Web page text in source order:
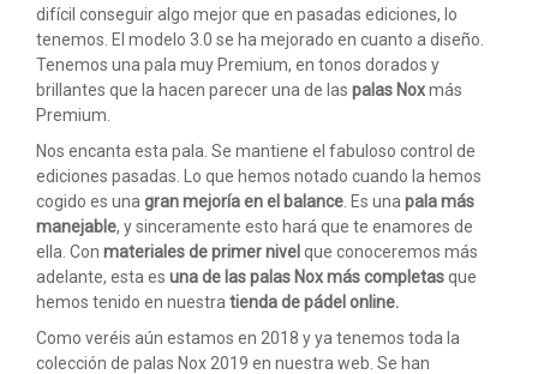
BLOG
difícil conseguir algo mejor que en pasadas ediciones, lo
tenemos. El modelo 3.0 se ha mejorado en cuanto a diseño.
Tenemos una pala muy Premium, en tonos dorados y
brillantes que la hacen parecer una de las palas Noxmás
Premium.
Nos encanta esta pala. Se mantiene el fabuloso control de
ediciones pasadas. Lo que hemos notado cuando la hemos
cogido es una gran mejoría en el balance . Es una pala más
manejable, y sinceramente esto hará que te enamores de
ella. Con materiales de primer nivelque conoceremos más
adelante, esta es una de las palas Nox más completasque
hemos tenido en nuestra tienda de pádel online.
Como veréis aún estamos en 2018 y ya tenemos toda la
colección de palas Nox 2019 en nuestra web. Se han